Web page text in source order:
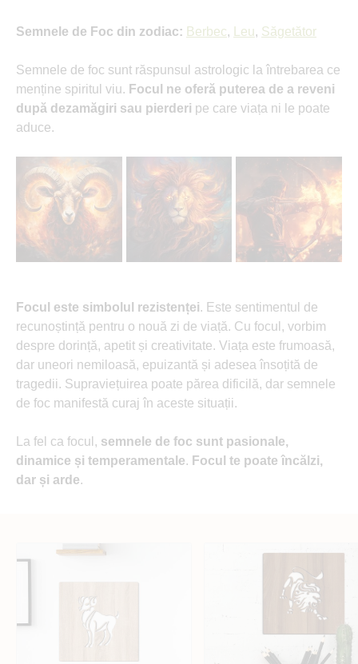
Semnele de Foc din zodiac: Berbec, Leu, Săgetător
Semnele de foc sunt răspunsul astrologic la întrebarea ce
menține spiritul viu. Focul ne oferă puterea de a reveni
după dezamăgiri sau pierderi pe care viața ni le poate
aduce.
Focul este simbolul rezistenței. Este sentimentul de
recunoștință pentru o nouă zi de viață. Cu focul, vorbim
despre dorință, apetit și creativitate. Viața este frumoasă,
dar uneori nemiloasă, epuizantă și adesea însoțită de
tragedii. Supraviețuirea poate părea dificilă, dar semnele
de foc manifestă curaj în aceste situații.
La fel ca focul, semnele de foc sunt pasionale,
dinamice și temperamentale. Focul te poate încălzi,
dar și arde.